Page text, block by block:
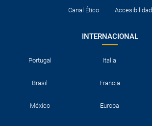
Canal Ético Accesibilidad
INTERNACIONAL
Portugal Italia
Brasil Francia
México Europa